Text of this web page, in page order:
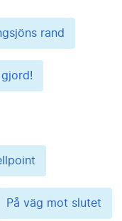
rand
På väg mot slutet